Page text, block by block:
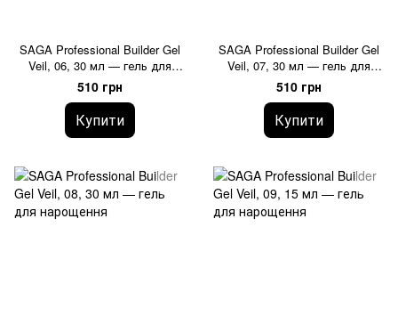
SAGA Professional Builder Gel
Veil, 06, 30 мл — гель для
нарощення, прозорий
510 грн
Купити
SAGA Professional Builder Gel
Veil, 07, 30 мл — гель для
нарощення, молочний
510 грн
Купити